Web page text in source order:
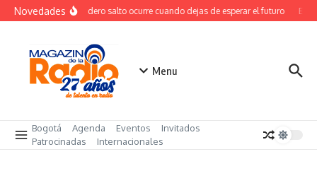
Saltar al contenido
NovedadesEl verdadero salto ocurre cuando dejas de esperar el futuro El
Menu
Bogotá Agenda Eventos
Invitados
Patrocinadas
Internacionales